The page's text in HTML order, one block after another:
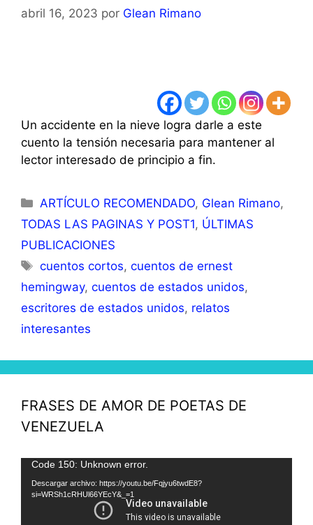
abril 16, 2023 por Glean Rimano
Un accidente en la nieve logra darle a este
cuento la tensión necesaria para mantener al
lector interesado de principio a fin.
Categorías
ARTÍCULO RECOMENDADO, Glean Rimano,
TODAS LAS PAGINAS Y POST1, ÚLTIMAS
PUBLICACIONES
Etiquetas
cuentos cortos,cuentos de ernest
hemingway, cuentos de estados unidos,
escritores de estados unidos, relatos
interesantes
FRASES DE AMOR DE POETAS DE
VENEZUELA
Reproductor
de
vídeo
Code 150: Unknown error.
Descargar archivo: https://youtu.be/Fqjyu6twdE8?
si=WRSh1cRHUl66YEcY&_=1